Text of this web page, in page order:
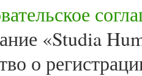
«Studia
о